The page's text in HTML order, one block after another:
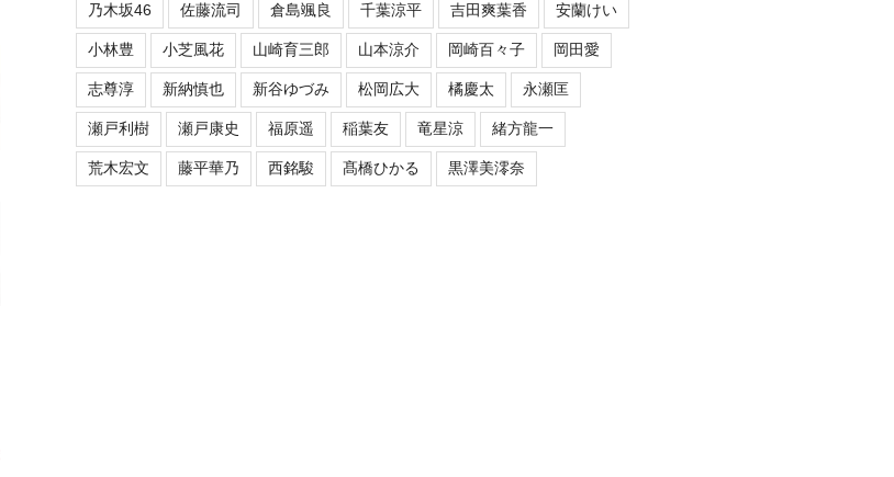
乃木坂46 佐藤流司 倉島颯良 千葉涼平 吉田爽葉香 安蘭けい
小林豊 小芝風花 山崎育三郎 山本涼介 岡崎百々子 岡田愛
志尊淳 新納慎也 新谷ゆづみ 松岡広大 橘慶太 永瀬匡
瀬戸利樹 瀬戸康史 福原遥 稲葉友 竜星涼 緒方龍一
荒木宏文 藤平華乃 西銘駿 髙橋ひかる 黒澤美澪奈